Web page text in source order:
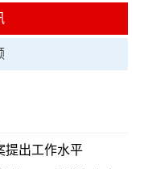
提出工作水平